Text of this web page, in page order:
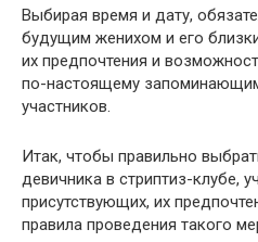
Выбирая время и дату,
будущим женихом и его
их предпочтения и
по-настоящему
участников.
Итак, чтобы правильно
девичника в стриптиз-клубе,
присутствующих, их
правила проведения такого